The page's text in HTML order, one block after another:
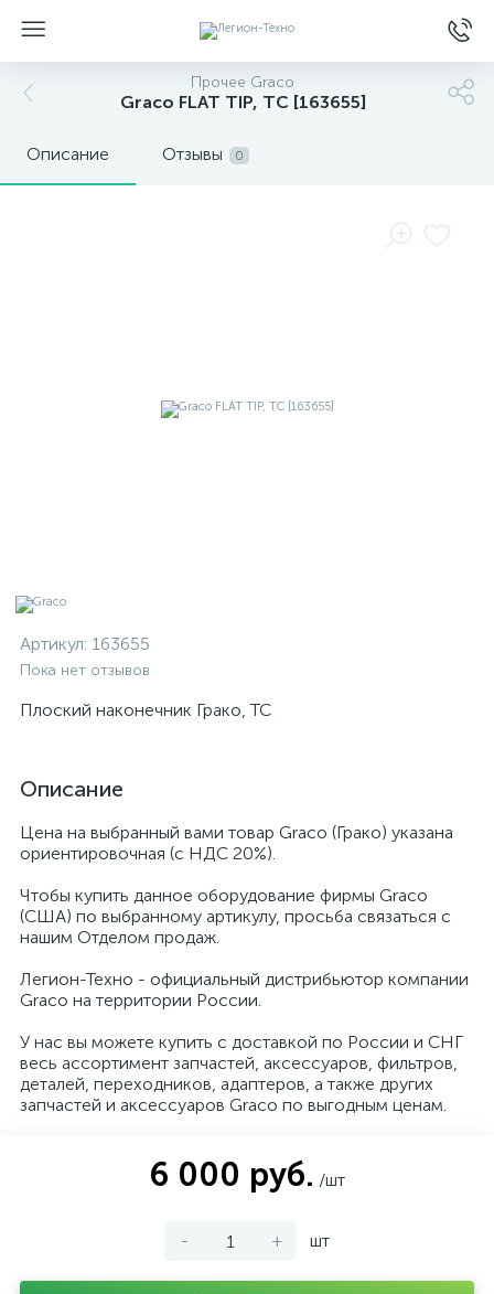
Прочее Graco
Graco FLAT TIP, TC [163655]
Описание Отзывы 0
Артикул: 163655
Пока нет отзывов
Плоский наконечник Грако, TC
Описание
Цена на выбранный вами товар Graco (Грако) указана
ориентировочная (с НДС 20%).
Чтобы купить данное оборудование фирмы Graco
(США) по выбранному артикулу, просьба связаться с
нашим Отделом продаж.
Легион-Техно - официальный дистрибьютор компании
Graco на территории России.
У нас вы можете купить с доставкой по России и СНГ
весь ассортимент запчастей, аксессуаров, фильтров,
деталей, переходников, адаптеров, а также других
запчастей и аксессуаров Graco по выгодным ценам.
6 000 руб. /шт
- + шт